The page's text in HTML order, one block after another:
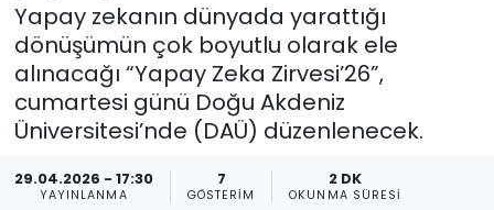
Yapay zekanın dünyada yarattığı
dönüşümün çok boyutlu olarak ele
alınacağı “Yapay Zeka Zirvesi’26”,
cumartesi günü Doğu Akdeniz
Üniversitesi’nde (DAÜ) düzenlenecek.
29.04.2026 - 17:30
YAYINLANMA
7
GÖSTERIM
2 DK
OKUNMA SÜRESI
GEZİ
Güncel
Gündem
KKTC